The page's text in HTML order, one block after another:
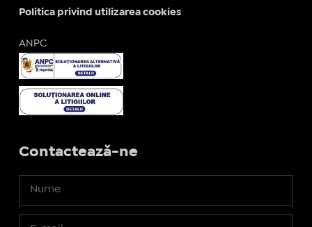
Politica privind utilizarea cookies
ANPC
Contactează-ne